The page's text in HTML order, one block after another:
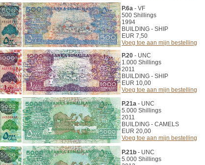
P.6a - VF
500 Shillings
1994
BUILDING - SHIP
EUR 7,50
Voeg toe aan mijn bestelling
P.20 - UNC
1.000 Shillings
2011
BUILDING - SHIP
EUR 10,00
Voeg toe aan mijn bestelling
P.21a - UNC
5.000 Shillings
2011
BUILDING - CAMELS
EUR 20,00
Voeg toe aan mijn bestelling
P.21b - UNC
5.000 Shillings